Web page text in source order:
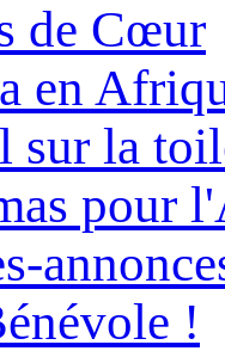
de Cœur
en
sur la
pour
!